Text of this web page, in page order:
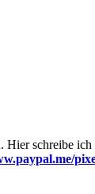
Hier schreibe